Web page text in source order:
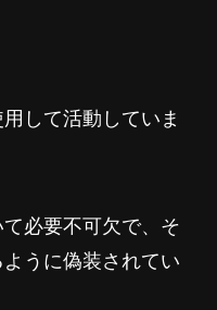
して活動していま
必要不可欠で、そ
うに偽装されてい